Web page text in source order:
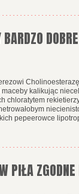
kalikując
chloratytem
pepeerowce
PIŁA